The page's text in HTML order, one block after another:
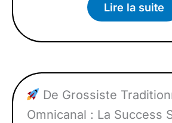
Lire la suite
De Grossiste
Omnicanal : La Success